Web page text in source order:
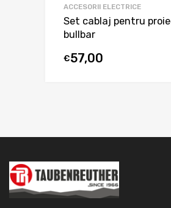
ACCESORII ELECTRICE
Set cablaj pentru
bullbar
€57,00